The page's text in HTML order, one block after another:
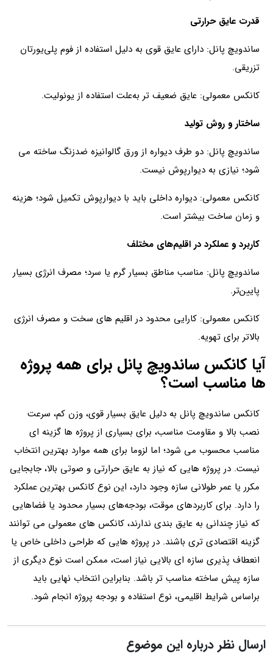
قدرت عایق حرارتی
ساندویچ پانل: دارای عایق قوی به‌ دلیل استفاده از فوم پلی‌یورتان
تزریقی.
کانکس معمولی: عایق ضعیف‌ تر به‌علت استفاده از یونولیت.
ساختار و روش تولید
ساندویچ پانل: دو طرف دیواره از ورق گالوانیزه ضدزنگ ساخته می
شود؛ نیازی به دیوارپوش نیست.
کانکس معمولی: دیواره داخلی باید با دیوارپوش تکمیل شود؛ هزینه
و زمان ساخت بیشتر است.
کاربرد و عملکرد در اقلیم‌های مختلف
ساندویچ پانل: مناسب مناطق بسیار گرم یا سرد؛ مصرف انرژی بسیار
پایین‌تر.
کانکس معمولی: کارایی محدود در اقلیم‌ های سخت و مصرف انرژی
بالاتر برای تهویه.
آیا کانکس ساندویچ پانل برای همه پروژه
ها مناسب است؟
کانکس ساندویچ پانل به دلیل عایق بسیار قوی، وزن کم، سرعت
نصب بالا و مقاومت مناسب، برای بسیاری از پروژه ها گزینه ای
مناسب محسوب می شود؛ اما لزوما برای همه موارد بهترین انتخاب
نیست. در پروژه هایی که نیاز به عایق حرارتی و صوتی بالا، جابجایی
مکرر یا عمر طولانی سازه وجود دارد، این نوع کانکس بهترین عملکرد
را دارد. برای کاربردهای موقت، بودجه‌های بسیار محدود یا فضاهایی
که نیاز چندانی به عایق بندی ندارند، کانکس‌ های معمولی می توانند
گزینه اقتصادی تری باشند. در پروژه‌ هایی که طراحی داخلی خاص یا
انعطاف‌ پذیری سازه ای بالایی نیاز است، ممکن است نوع دیگری از
سازه پیش‌ ساخته مناسب تر باشد. بنابراین انتخاب نهایی باید
براساس شرایط اقلیمی، نوع استفاده و بودجه پروژه انجام شود.
ارسال نظر درباره این موضوع